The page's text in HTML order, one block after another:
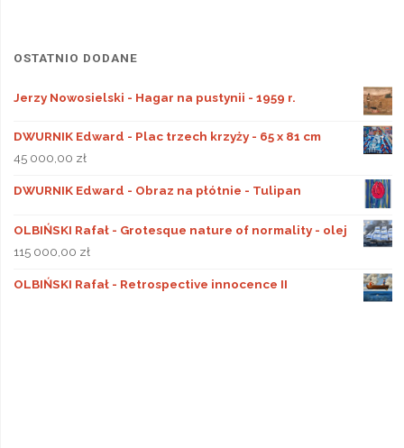
OSTATNIO DODANE
Jerzy Nowosielski - Hagar na pustynii - 1959 r.
DWURNIK Edward - Plac trzech krzyży - 65 x 81 cm
45 000,00 zł
DWURNIK Edward - Obraz na płótnie - Tulipan
OLBIŃSKI Rafał - Grotesque nature of normality - olej
115 000,00 zł
OLBIŃSKI Rafał - Retrospective innocence II